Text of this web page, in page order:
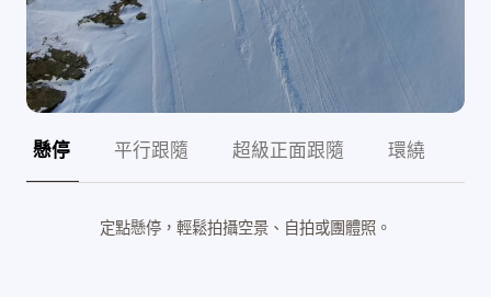
定點懸停，輕鬆拍攝空景、自拍或團體照。
懸停 平行跟隨 超級正面跟隨 環繞